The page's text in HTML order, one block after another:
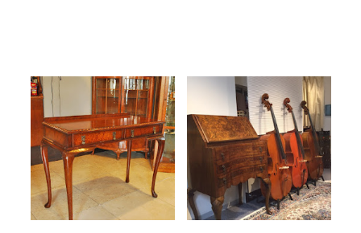
コンテンツ
その他サービス
ご利用ガイド
プライバシーポリシー
英国アンティーク サービ
ングテーブル
2016.02.15
過去 Blog
羽田弦ヴァイオリンズ様へ
納品させていただきました
2016.02.07
過去 Blog